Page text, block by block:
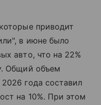
приводит
в июне было
авто, что на 22%
Общий объем
года составил
на 10%. При этом